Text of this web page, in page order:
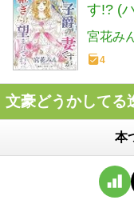
す!? (
宮花み
4
文豪どうかしてる
本